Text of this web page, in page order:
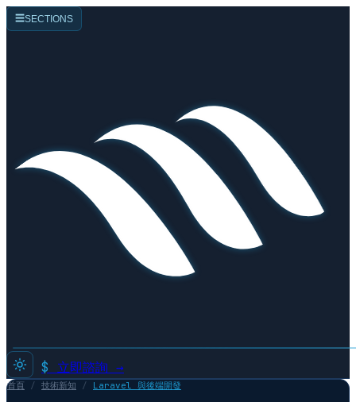
☰SECTIONS
$ 立即諮詢 →
首頁 / 技術新知 / Laravel 與後端開發